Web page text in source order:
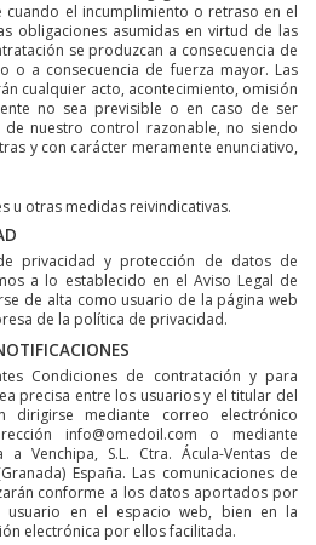
cuando el incumplimiento o retraso en el
obligaciones asumidas en virtud de las
se produzcan a consecuencia de
o a consecuencia de fuerza mayor. Las
cualquier acto, acontecimiento, omisión
no sea previsible o en caso de ser
nuestro control razonable, no siendo
y con carácter meramente enunciativo,
u otras medidas reivindicativas.
privacidad y protección de datos de
a lo establecido en el Aviso Legal de
de alta como usuario de la página web
de la política de privacidad.
Condiciones de contratación y para
precisa entre los usuarios y el titular del
dirigirse mediante correo electrónico
info@omedoil.com o mediante
Venchipa, S.L. Ctra. Ácula-Ventas de
España. Las comunicaciones de
conforme a los datos aportados por
en el espacio web, bien en la
electrónica por ellos facilitada.